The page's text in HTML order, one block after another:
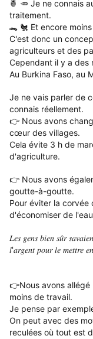
🍍 🥕 Je ne connais
traitement.
🐊 🐔 Et encore
C'est donc un
agriculteurs et des
Cependant il y a des
Au Burkina Faso, au
Je ne vais parler de
connais réellement.
👉 Nous avons
cœur des villages.
Cela évite 3 h de
d'agriculture.
👉 Nous avons
goutte-à-goutte.
Pour éviter la corvée
d'économiser de
𝐿𝑒𝑠 𝑔𝑒𝑛𝑠 𝑏𝑖𝑒𝑛 𝑠𝑢̂𝑟
𝑙'𝑎𝑟𝑔𝑒𝑛𝑡 𝑝𝑜𝑢𝑟 𝑙𝑒 𝑚𝑒𝑡𝑡𝑟𝑒
👉Nous avons
moins de travail.
Je pense par
On peut avec des
reculées où tout est